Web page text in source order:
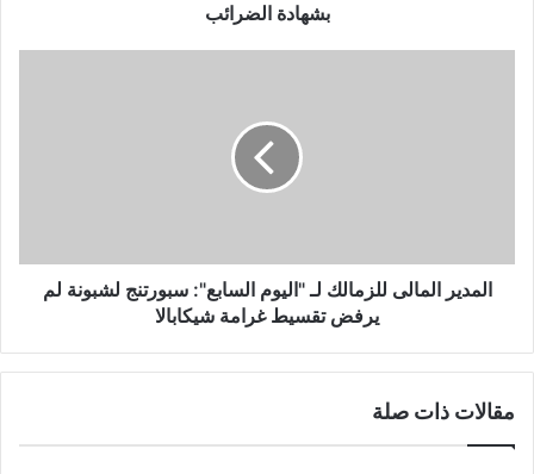
بشهادة الضرائب
لم
يرفض
شيكابالا
المدير المالى للزمالك لـ "اليوم السابع": سبورتنج لشبونة لم
يرفض تقسيط غرامة شيكابالا
مقالات ذات صلة